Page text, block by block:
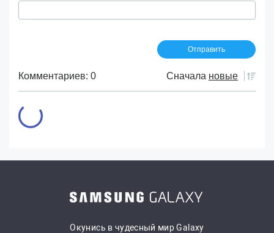
Комментариев: 0 Сначала новые
Окунись в чудесный мир Galaxy